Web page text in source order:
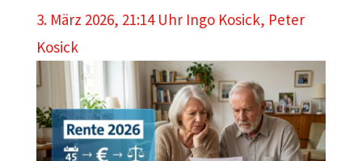
3. März 2026, 21:14 Uhr Ingo Kosick, Peter
Kosick